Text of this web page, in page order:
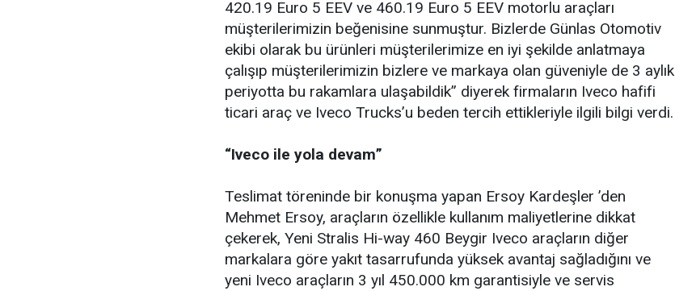
420.19 Euro 5 EEV ve 460.19 Euro 5 EEV motorlu araçları
müşterilerimizin beğenisine sunmuştur. Bizlerde Günlas Otomotiv
ekibi olarak bu ürünleri müşterilerimize en iyi şekilde anlatmaya
çalışıp müşterilerimizin bizlere ve markaya olan güveniyle de 3 aylık
periyotta bu rakamlara ulaşabildik” diyerek firmaların Iveco hafifi
ticari araç ve Iveco Trucks’u beden tercih ettikleriyle ilgili bilgi verdi.
“Iveco ile yola devam”
Teslimat töreninde bir konuşma yapan Ersoy Kardeşler ’den
Mehmet Ersoy, araçların özellikle kullanım maliyetlerine dikkat
çekerek, Yeni Stralis Hi-way 460 Beygir Iveco araçların diğer
markalara göre yakıt tasarrufunda yüksek avantaj sağladığını ve
yeni Iveco araçların 3 yıl 450.000 km garantisiyle ve servis